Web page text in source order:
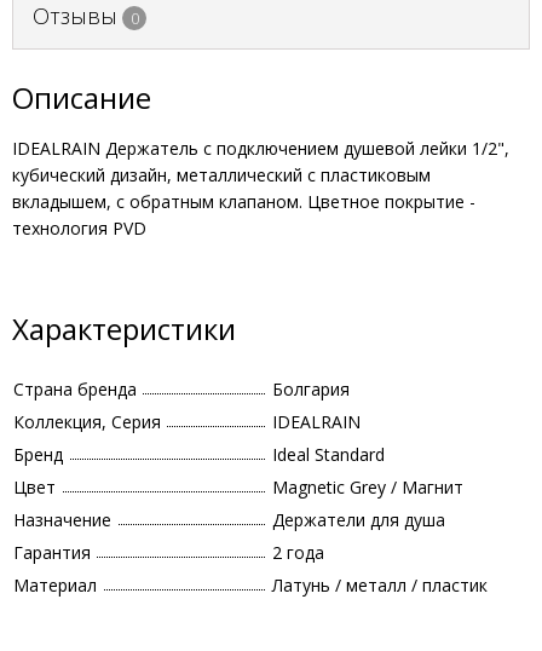
Отзывы 0
Описание
IDEALRAIN Держатель с подключением душевой лейки 1/2",
кубический дизайн, металлический с пластиковым
вкладышем, с обратным клапаном. Цветное покрытие -
технология PVD
Характеристики
Страна бренда
Болгария
Коллекция, Серия
IDEALRAIN
Бренд
Ideal Standard
Цвет
Magnetic Grey / Магнит
Назначение
Держатели для душа
Гарантия
2 года
Материал
Латунь / металл / пластик